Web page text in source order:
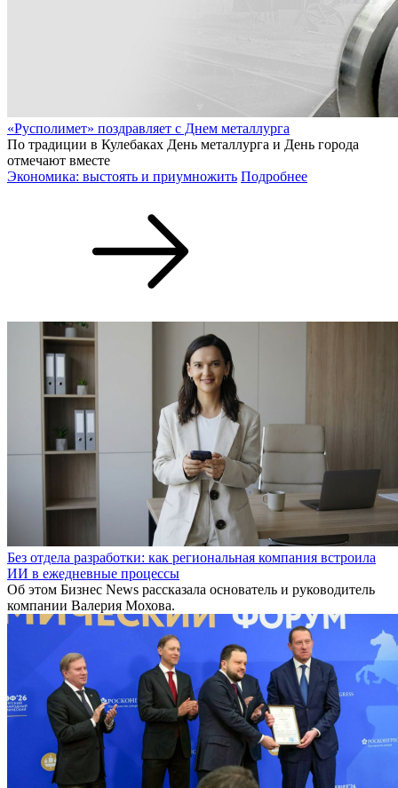
«Русполимет» поздравляет с Днем металлурга
По традиции в Кулебаках День металлурга и День города
отмечают вместе
Экономика: выстоять и приумножить Подробнее
Без отдела разработки: как региональная компания встроила
ИИ в ежедневные процессы
Об этом Бизнес News рассказала основатель и руководитель
компании Валерия Мохова.